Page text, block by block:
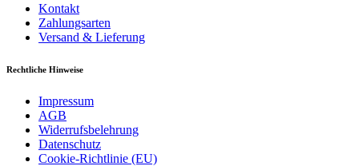
Kontakt
Zahlungsarten
Versand & Lieferung
Rechtliche Hinweise
Impressum
AGB
Widerrufsbelehrung
Datenschutz
Cookie-Richtlinie (EU)